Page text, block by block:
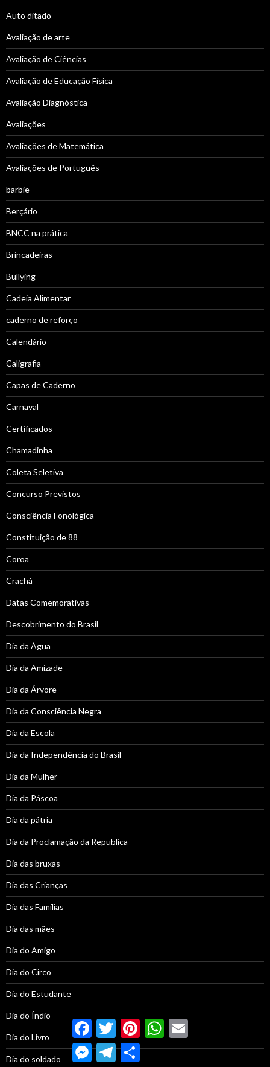
Auto ditado
Avaliação de arte
Avaliação de Ciências
Avaliação de Educação Física
Avaliação Diagnóstica
Avaliações
Avaliações de Matemática
Avaliações de Português
barbie
Berçário
BNCC na prática
Brincadeiras
Bullying
Cadeia Alimentar
caderno de reforço
Calendário
Caligrafia
Capas de Caderno
Carnaval
Certificados
Chamadinha
Coleta Seletiva
Concurso Previstos
Consciência Fonológica
Constituição de 88
Coroa
Crachá
Datas Comemorativas
Descobrimento do Brasil
Dia da Água
Dia da Amizade
Dia da Árvore
Dia da Consciência Negra
Dia da Escola
Dia da Independência do Brasil
Dia da Mulher
Dia da Páscoa
Dia da pátria
Dia da Proclamação da Republica
Dia das bruxas
Dia das Crianças
Dia das Famílias
Dia das mães
Dia do Amigo
Dia do Circo
Dia do Estudante
Dia do Índio
Dia do Livro
Dia do soldado
FacebookTwitterPinterestWhatsApp
MessengerTelegramCompartilhar